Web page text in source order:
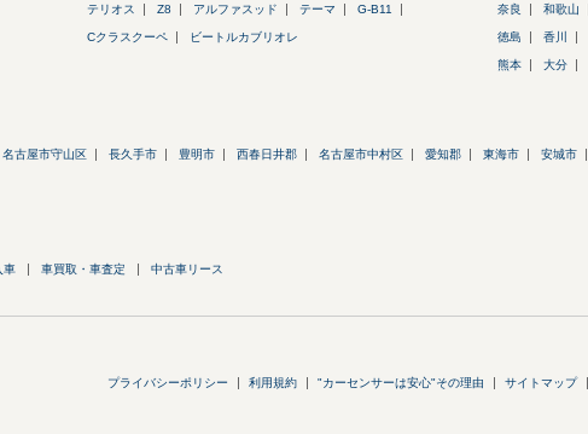
テリオス Z8 アルファスッド テーマ G-B11
Cクラスクーペ ビートルカブリオレ
奈良 和歌山
徳島 香川
熊本 大分
名古屋市守山区 長久手市 豊明市 西春日井郡 名古屋市中村区 愛知郡 東海市 安城市
車 車買取・車査定 中古車リース
プライバシーポリシー 利用規約 "カーセンサーは安心"その理由 サイトマップ